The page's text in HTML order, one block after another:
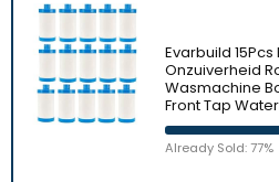
Evarbuild
Onzuiverheid
Wasmachine
Front Tap
Already Sold: 77%